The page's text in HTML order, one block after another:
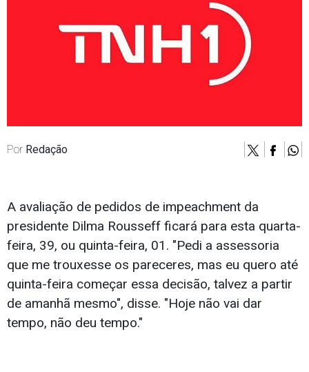
Por Redação
A avaliação de pedidos de impeachment da
presidente Dilma Rousseff ficará para esta quarta-
feira, 39, ou quinta-feira, 01. "Pedi a assessoria
que me trouxesse os pareceres, mas eu quero até
quinta-feira começar essa decisão, talvez a partir
de amanhã mesmo", disse. "Hoje não vai dar
tempo, não deu tempo."